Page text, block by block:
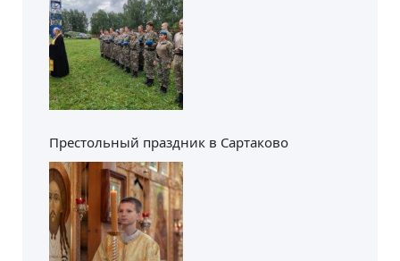
Престольный праздник в Сартаково